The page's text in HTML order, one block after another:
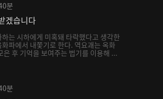
분
겠습니다
는 시하에게 미혹돼 타락했다고 생각한
파에서 내쫓기로 한다. 역요괘는 옥화
은 후 기억을 보여주는 법기를 이용해 ...
분